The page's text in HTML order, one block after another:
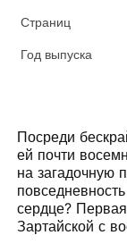
Страниц
Год выпуска
Посреди
ей почти
на загадочную
сердце?
Зартайской с